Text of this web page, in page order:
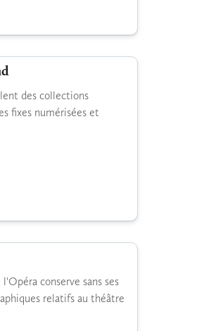
des collections
fixes numérisées et
conserve sans ses
relatifs au théâtre